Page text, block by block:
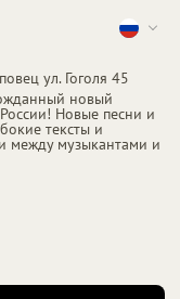
ул. Гоголя 45
новый
Новые песни и
тексты и
между музыкантами и